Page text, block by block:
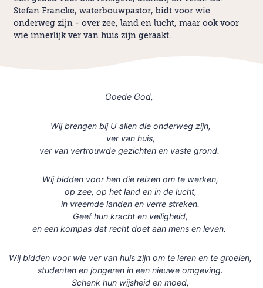
Stefan Francke, waterbouwpastor, bidt voor wie
onderweg zijn - over zee, land en lucht, maar ook voor
wie innerlijk ver van huis zijn geraakt.
Goede God,
Wij brengen bij U allen die onderweg zijn,
ver van huis,
ver van vertrouwde gezichten en vaste grond.
Wij bidden voor hen die reizen om te werken,
op zee, op het land en in de lucht,
in vreemde landen en verre streken.
Geef hun kracht en veiligheid,
en een kompas dat recht doet aan mens en leven.
Wij bidden voor wie ver van huis zijn om te leren en te groeien,
studenten en jongeren in een nieuwe omgeving.
Schenk hun wijsheid en moed,